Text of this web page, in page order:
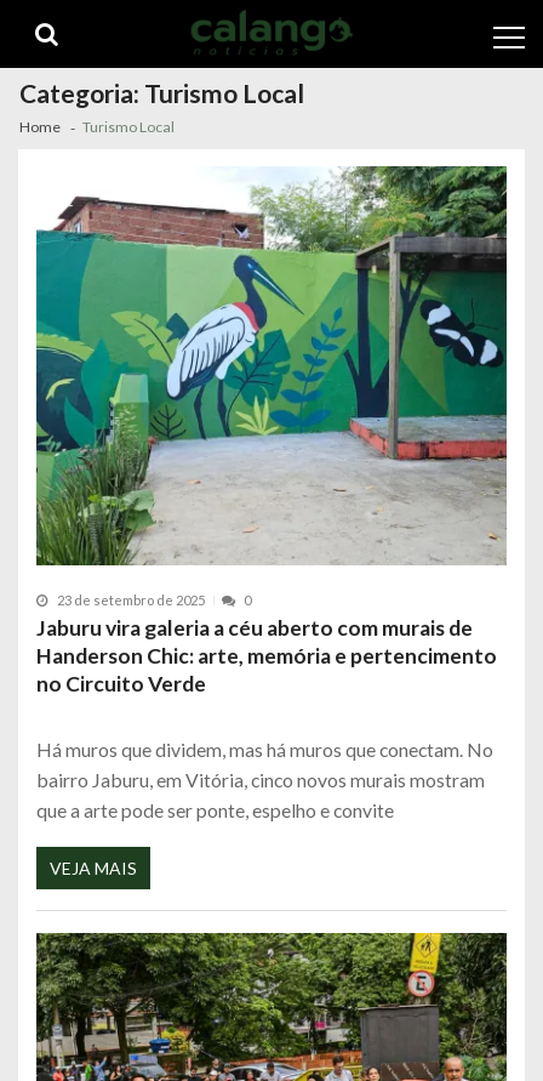
navigation
content
Categoria: Turismo Local
Home Turismo Local
23 de setembro de 2025 0
Jaburu vira galeria a céu aberto com murais de
Handerson Chic: arte, memória e pertencimento
no Circuito Verde
Há muros que dividem, mas há muros que conectam. No
bairro Jaburu, em Vitória, cinco novos murais mostram
que a arte pode ser ponte, espelho e convite
VEJA MAIS